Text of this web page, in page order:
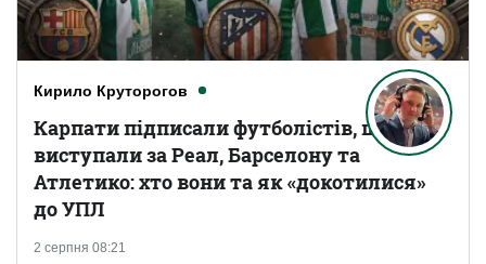
Кирило Круторогов
2 серпня 08:21
Карпати підписали футболістів, що
виступали за Реал, Барселону та
Атлетико: хто вони та як «докотилися»
до УПЛ